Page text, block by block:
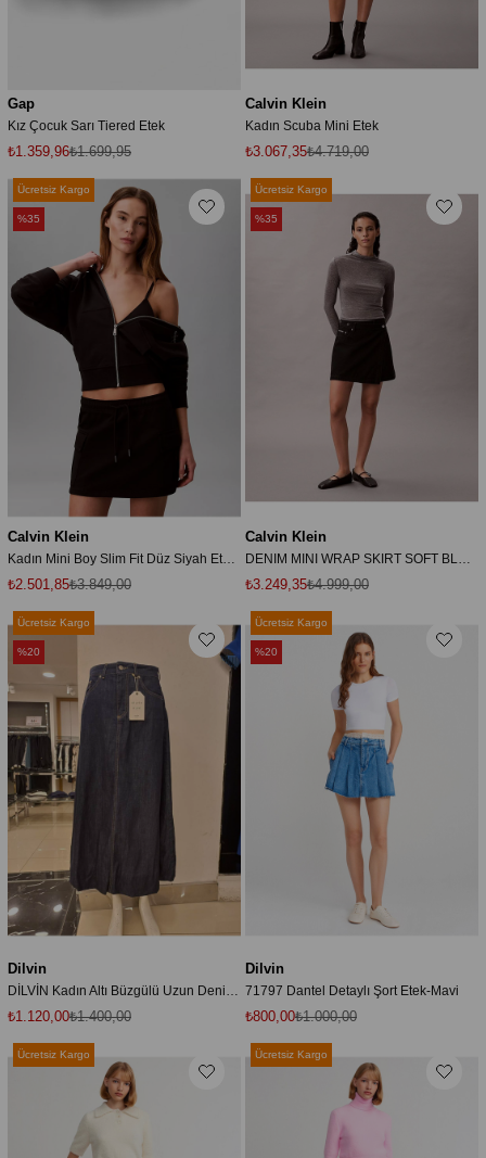
Gap
Kız Çocuk Sarı Tiered Etek
₺1.359,96₺1.699,95
Calvin Klein
Kadın Scuba Mini Etek
₺3.067,35₺4.719,00
Calvin Klein
₺2.501,85₺3.849,00
Ücretsiz Kargo
%35
Calvin Klein
₺3.249,35₺4.999,00
Ücretsiz Kargo
%35
Dilvin
DİLVİN Kadın Altı Büzgülü Uzun Denim Balon Etek
₺1.120,00₺1.400,00
Ücretsiz Kargo
%20
Dilvin
71797 Dantel Detaylı Şort Etek-Mavi
₺800,00₺1.000,00
Ücretsiz Kargo
%20
Ücretsiz Kargo Ücretsiz Kargo